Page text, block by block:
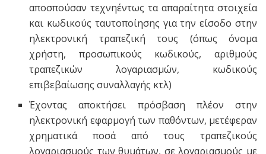
αποσπούσαν τεχνηέντως τα απαραίτητα στοιχεία
και κωδικούς ταυτοποίησης για την είσοδο στην
ηλεκτρονική τραπεζική τους (όπως όνομα
χρήστη, προσωπικούς κωδικούς, αριθμούς
τραπεζικών λογαριασμών, κωδικούς
επιβεβαίωσης συναλλαγής κτλ)
Έχοντας αποκτήσει πρόσβαση πλέον στην
ηλεκτρονική εφαρμογή των παθόντων, μετέφεραν
χρηματικά ποσά από τους τραπεζικούς
λογαριασμούς των θυμάτων, σε λογαριασμούς με